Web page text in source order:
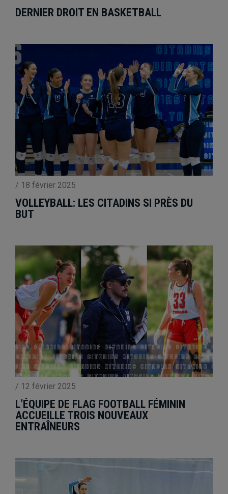
DERNIER DROIT EN BASKETBALL
/ 18 février 2025
VOLLEYBALL: LES CITADINS SI PRÈS DU
BUT
/ 12 février 2025
L’ÉQUIPE DE FLAG FOOTBALL FÉMININ
ACCUEILLE TROIS NOUVEAUX
ENTRAÎNEURS